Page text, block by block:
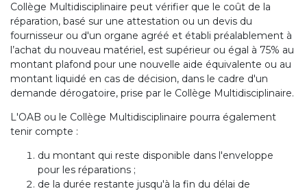
Collège Multidisciplinaire peut vérifier que le coût de la
réparation, basé sur une attestation ou un devis du
fournisseur ou d'un organe agréé et établi préalablement à
l’achat du nouveau matériel, est supérieur ou égal à 75% au
montant plafond pour une nouvelle aide équivalente ou au
montant liquidé en cas de décision, dans le cadre d'un
demande dérogatoire, prise par le Collège Multidisciplinaire.
L'OAB ou le Collège Multidisciplinaire pourra également
tenir compte :
du montant qui reste disponible dans l'enveloppe
pour les réparations ;
de la durée restante jusqu'à la fin du délai de